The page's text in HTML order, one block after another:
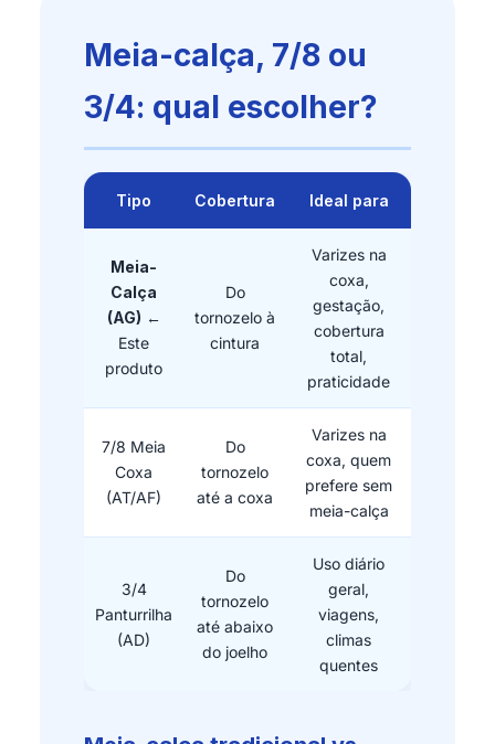
Meia-calça, 7/8 ou
3/4: qual escolher?
Tipo Cobertura Ideal para
Meia-
Calça
(AG) ←
Este
produto
Do
tornozelo à
cintura
Varizes na
coxa,
gestação,
cobertura
total,
praticidade
7/8 Meia
Coxa
(AT/AF)
Do
tornozelo
até a coxa
Varizes na
coxa, quem
prefere sem
meia-calça
3/4
Panturrilha
(AD)
Do
tornozelo
até abaixo
do joelho
Uso diário
geral,
viagens,
climas
quentes